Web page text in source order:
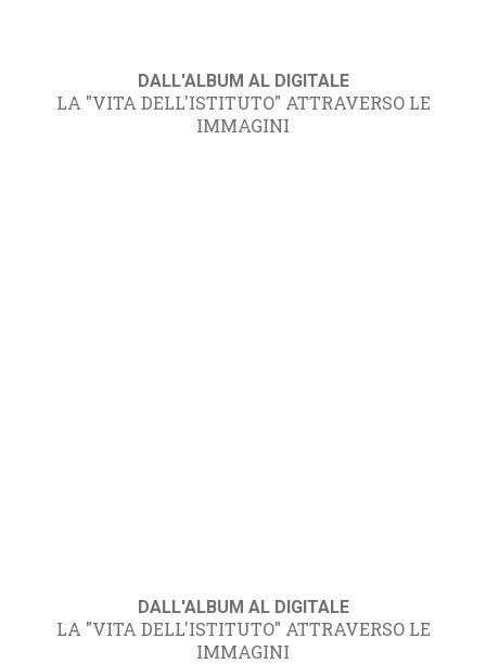
DALL'ALBUM AL DIGITALE
LA "VITA DELL'ISTITUTO" ATTRAVERSO LE
IMMAGINI
DALL'ALBUM AL DIGITALE
LA "VITA DELL'ISTITUTO" ATTRAVERSO LE
IMMAGINI